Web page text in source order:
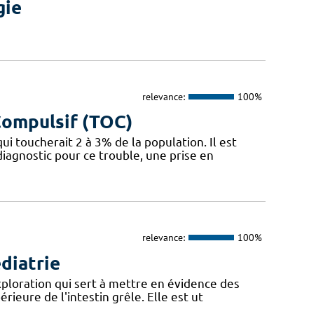
relevance: 100%
(TOC)
toucherait 2 à 3% de la population. Il est
pour ce trouble, une prise en
relevance: 100%
qui sert à mettre en évidence des
de l'intestin grêle. Elle est ut